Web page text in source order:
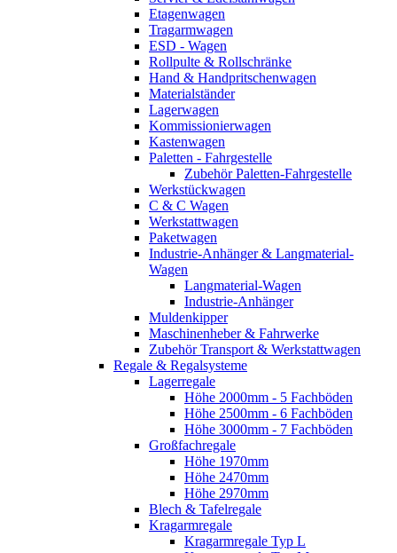
Etagenwagen
Tragarmwagen
ESD - Wagen
Rollpulte & Rollschränke
Hand & Handpritschenwagen
Materialständer
Lagerwagen
Kommissionierwagen
Kastenwagen
Paletten - Fahrgestelle
Zubehör Paletten-Fahrgestelle
Werkstückwagen
C & C Wagen
Werkstattwagen
Paketwagen
Industrie-Anhänger & Langmaterial-
Wagen
Langmaterial-Wagen
Industrie-Anhänger
Muldenkipper
Maschinenheber & Fahrwerke
Zubehör Transport & Werkstattwagen
Regale & Regalsysteme
Lagerregale
Höhe 2000mm - 5 Fachböden
Höhe 2500mm - 6 Fachböden
Höhe 3000mm - 7 Fachböden
Großfachregale
Höhe 1970mm
Höhe 2470mm
Höhe 2970mm
Blech & Tafelregale
Kragarmregale
Kragarmregale Typ L